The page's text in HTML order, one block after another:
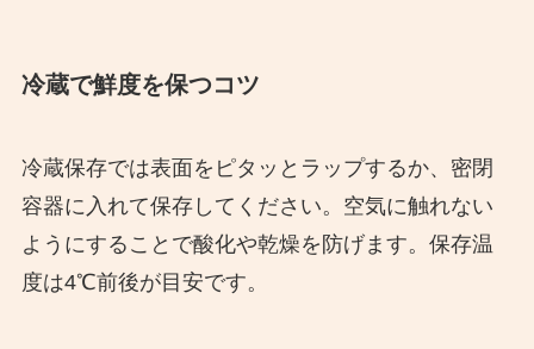
冷蔵で鮮度を保つコツ
冷蔵保存では表面をピタッとラップするか、密閉
容器に入れて保存してください。空気に触れない
ようにすることで酸化や乾燥を防げます。保存温
度は4℃前後が目安です。